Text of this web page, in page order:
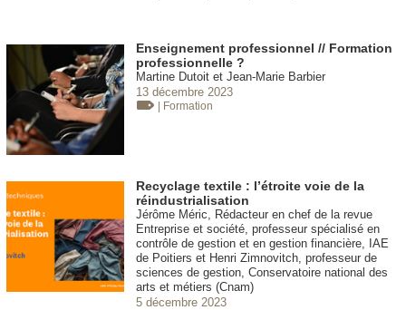
Enseignement professionnel // Formation
professionnelle ?
Martine Dutoit et Jean-Marie Barbier
13 décembre 2023
| Formation
Recyclage textile : l’étroite voie de la
réindustrialisation
Jérôme Méric, Rédacteur en chef de la revue
Entreprise et société, professeur spécialisé en
contrôle de gestion et en gestion financière, IAE
de Poitiers et Henri Zimnovitch, professeur de
sciences de gestion, Conservatoire national des
arts et métiers (Cnam)
5 décembre 2023